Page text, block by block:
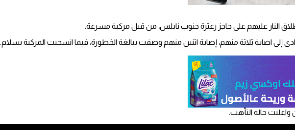
اصابة ثلاثة منهم، إصابة اثنين منهم وصفت ببالغة الخطورة، فيما انسحبت المركبة بسلام.
حالة التأهب.